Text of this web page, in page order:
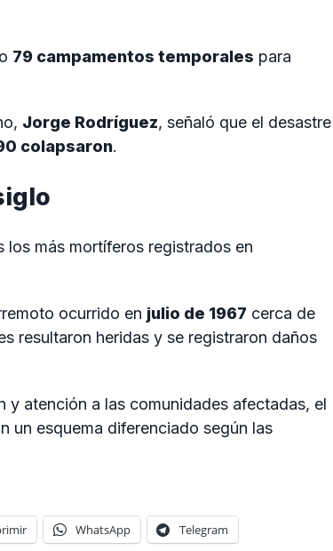
79 campamentos temporales para
Jorge Rodríguez, señaló que el desastre
colapsaron.
los más mortíferos registrados en
ocurrido en julio de 1967 cerca de
resultaron heridas y se registraron daños
atención a las comunidades afectadas, el
un esquema diferenciado según las
WhatsApp Telegram